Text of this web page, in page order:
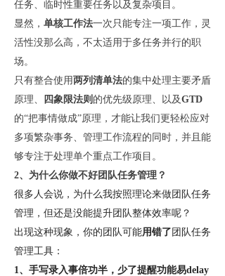
任务、临时性重要任务以及复杂项目。
显然， 单核工作法一次只能专注一项工作，灵
活性没那么高，不太适用于多任务并行的职
场。
只有整合使用 两列清单法的集中处理主要矛盾
原理、
四象限法则 的优先级原理、以及GTD
的“把事情做成”原理，才能让我们更轻松应对
多项繁杂事务、管理工作流程的同时，并且能
够专注于处理单个重点工作项目。
2、为什么你做不好团队任务管理？
很多人会说，为什么我按照理论来做团队任务
管理，但还是没能提升团队整体效率呢？
出现这种现象，你的团队可能用错了 团队任务
管理工具：
1、手写录入事倍功半，少了提醒功能易delay